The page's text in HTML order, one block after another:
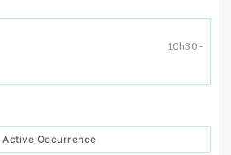
10h30 -
Active Occurrence